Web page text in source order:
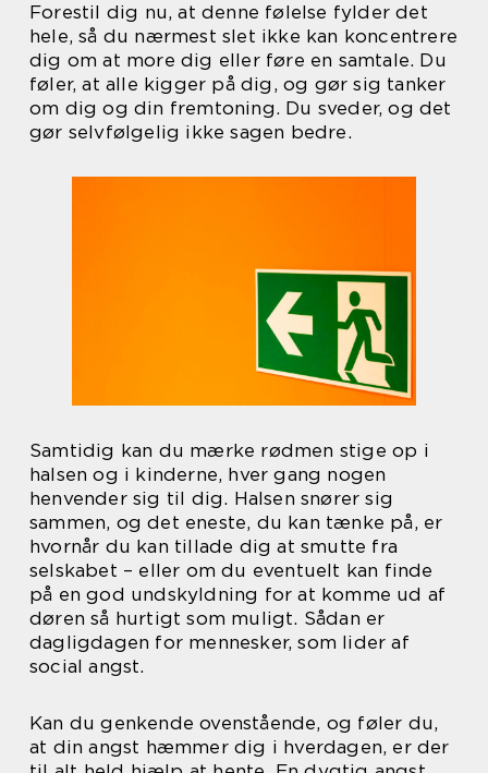
Forestil dig nu, at denne følelse fylder det
hele, så du nærmest slet ikke kan koncentrere
dig om at more dig eller føre en samtale. Du
føler, at alle kigger på dig, og gør sig tanker
om dig og din fremtoning. Du sveder, og det
gør selvfølgelig ikke sagen bedre.
Samtidig kan du mærke rødmen stige op i
halsen og i kinderne, hver gang nogen
henvender sig til dig. Halsen snører sig
sammen, og det eneste, du kan tænke på, er
hvornår du kan tillade dig at smutte fra
selskabet – eller om du eventuelt kan finde
på en god undskyldning for at komme ud af
døren så hurtigt som muligt. Sådan er
dagligdagen for mennesker, som lider af
social angst.
Kan du genkende ovenstående, og føler du,
at din angst hæmmer dig i hverdagen, er der